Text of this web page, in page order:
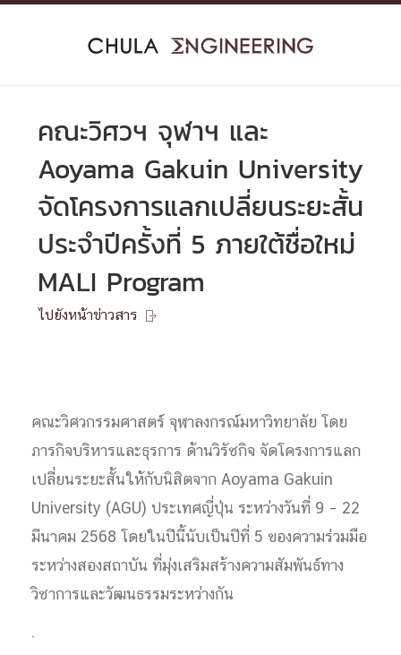
Skip
คณะวิศวฯ จุฬาฯ และ
Aoyama Gakuin University
จัดโครงการแลกเปลี่ยนระยะสั้น
ประจำปีครั้งที่ 5 ภายใต้ชื่อใหม่
MALI Program
ไปยังหน้าข่าวสาร 
คณะวิศวกรรมศาสตร์ จุฬาลงกรณ์มหาวิทยาลัย โดย
ภารกิจบริหารและธุรการ ด้านวิรัชกิจ จัดโครงการแลก
เปลี่ยนระยะสั้นให้กับนิสิตจาก Aoyama Gakuin
University (AGU) ประเทศญี่ปุ่น ระหว่างวันที่ 9 – 22
มีนาคม 2568 โดยในปีนี้นับเป็นปีที่ 5 ของความร่วมมือ
ระหว่างสองสถาบัน ที่มุ่งเสริมสร้างความสัมพันธ์ทาง
วิชาการและวัฒนธรรมระหว่างกัน
.